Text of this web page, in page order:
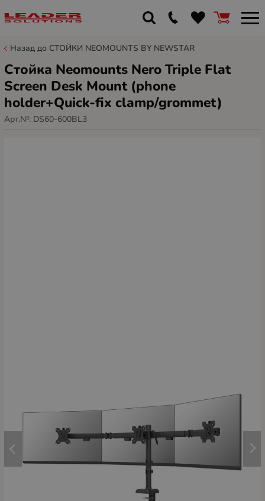
Назад до СТОЙКИ NEOMOUNTS BY NEWSTAR
Стойка Neomounts Nero Triple Flat
Screen Desk Mount (phone
holder+Quick-fix clamp/grommet)
Арт.№: DS60-600BL3